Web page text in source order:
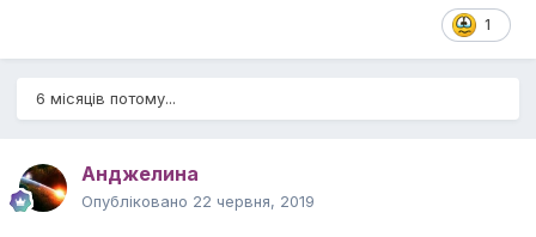
1
6 місяців потому...
Анджелина
Опубліковано 22 червня, 2019